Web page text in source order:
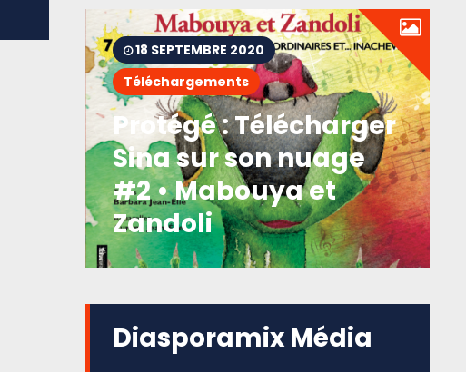
18 SEPTEMBRE 2020
Téléchargements
Protégé : Télécharger
Sina sur son nuage
#2 • Mabouya et
Zandoli
Diasporamix Média